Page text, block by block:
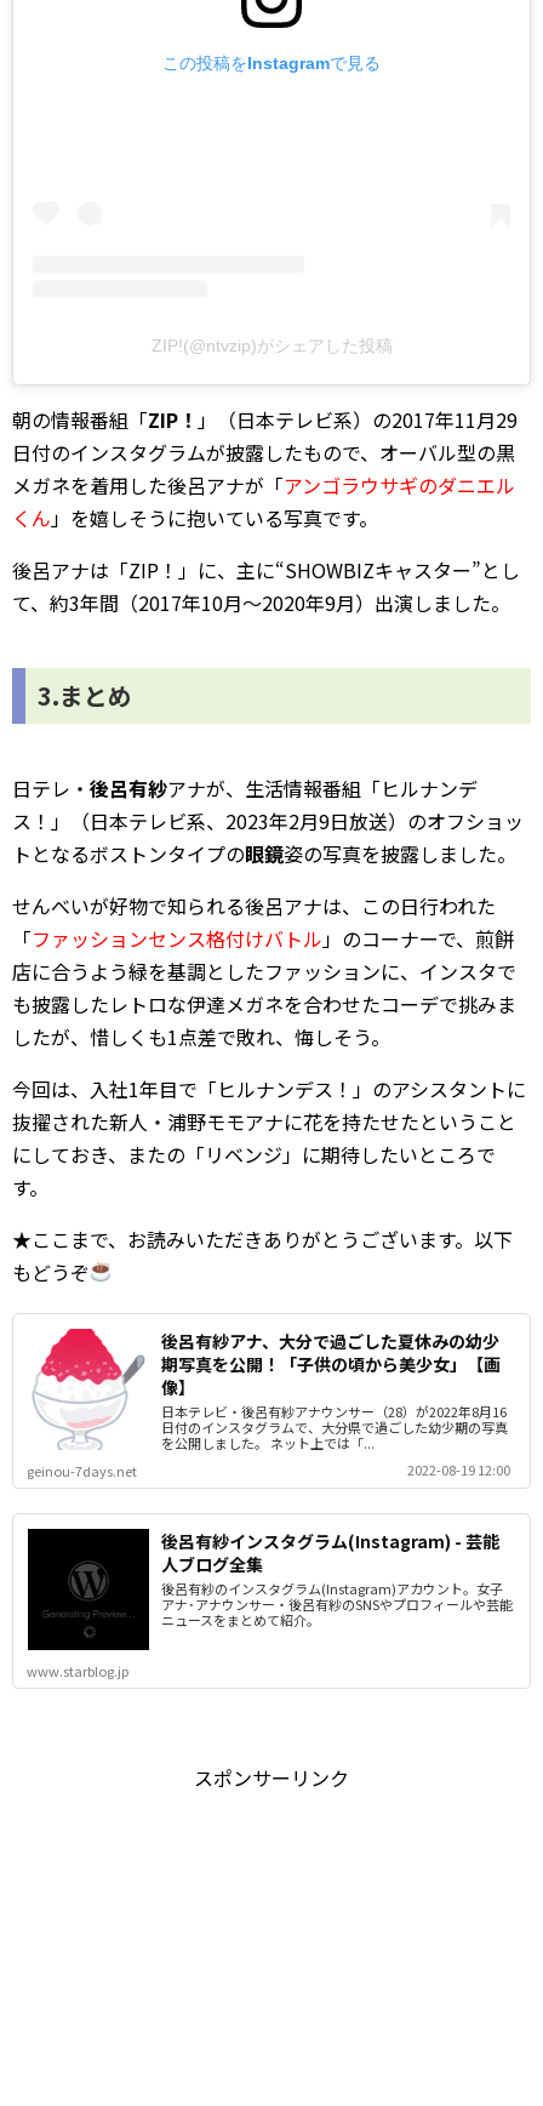
この投稿をInstagramで見る
ZIP!(@ntvzip)がシェアした投稿
朝の情報番組「ZIP！ 」（日本テレビ系）の2017年11月29
日付のインスタグラムが披露したもので、オーバル型の黒
メガネを着用した後呂アナが「アンゴラウサギのダニエル
くん 」を嬉しそうに抱いている写真です。
後呂アナは「ZIP！」に、主に“SHOWBIZキャスター”とし
て、約3年間（2017年10月～2020年9月）出演しました。
3.まとめ
日テレ・ 後呂有紗アナが、生活情報番組「ヒルナンデ
ス！」（日本テレビ系、2023年2月9日放送）のオフショッ
トとなるボストンタイプの眼鏡姿の写真を披露しました。
せんべいが好物で知られる後呂アナは、この日行われた
「ファッションセンス格付けバトル 」のコーナーで、煎餅
店に合うよう緑を基調としたファッションに、インスタで
も披露したレトロな伊達メガネを合わせたコーデで挑みま
したが、惜しくも1点差で敗れ、悔しそう。
今回は、入社1年目で「ヒルナンデス！」のアシスタントに
抜擢された新人・浦野モモアナに花を持たせたということ
にしておき、またの「リベンジ」に期待したいところで
す。
★ここまで、お読みいただきありがとうございます。以下
もどうぞ
後呂有紗アナ、大分で過ごした夏休みの幼少
期写真を公開！「子供の頃から美少女」【画
像】
日本テレビ・後呂有紗アナウンサー（28）が2022年8月16
日付のインスタグラムで、大分県で過ごした幼少期の写真
を公開しました。 ネット上では「...
geinou-7days.net
2022-08-19 12:00
後呂有紗インスタグラム(Instagram) - 芸能
人ブログ全集
後呂有紗のインスタグラム(Instagram)アカウント。女子
アナ･アナウンサー・後呂有紗のSNSやプロフィールや芸能
ニュースをまとめて紹介。
www.starblog.jp
スポンサーリンク